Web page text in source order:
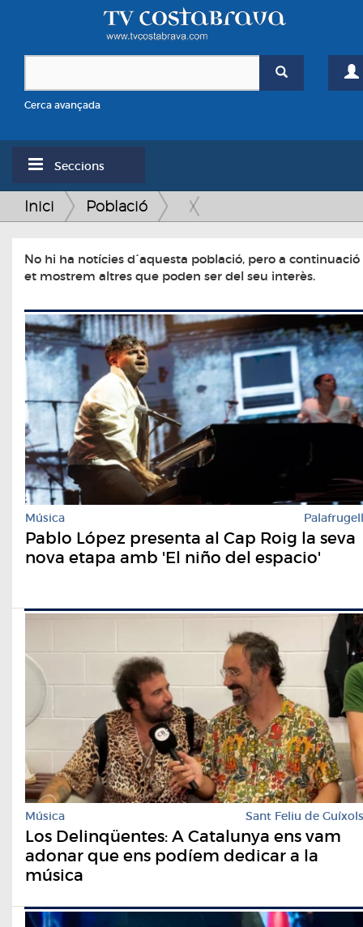
Cerca avançada
Seccions
Inici Població
No hi ha notícies d´aquesta població, pero a continuació
et mostrem altres que poden ser del seu interès.
Música Palafrugell
Pablo López presenta al Cap Roig la seva
nova etapa amb 'El niño del espacio'
Música Sant Feliu de Guíxols
Los Delinqüentes: A Catalunya ens vam
adonar que ens podíem dedicar a la
música